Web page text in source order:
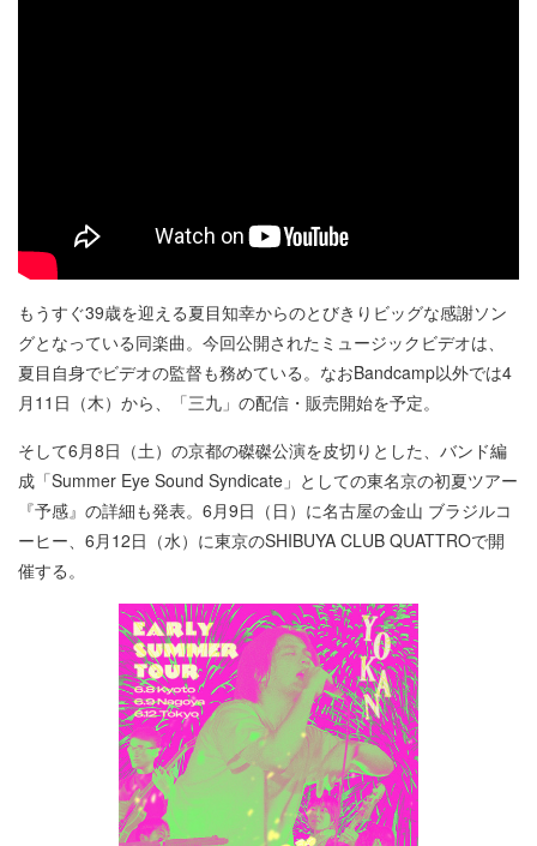
もうすぐ39歳を迎える夏目知幸からのとびきりビッグな感謝ソン
グとなっている同楽曲。今回公開されたミュージックビデオは、
夏目自身でビデオの監督も務めている。なおBandcamp以外では4
月11日（木）から、「三九」の配信・販売開始を予定。
そして6月8日（土）の京都の磔磔公演を皮切りとした、バンド編
成「Summer Eye Sound Syndicate」としての東名京の初夏ツアー
『予感』の詳細も発表。6月9日（日）に名古屋の金山 ブラジルコ
ーヒー、6月12日（水）に東京のSHIBUYA CLUB QUATTROで開
催する。